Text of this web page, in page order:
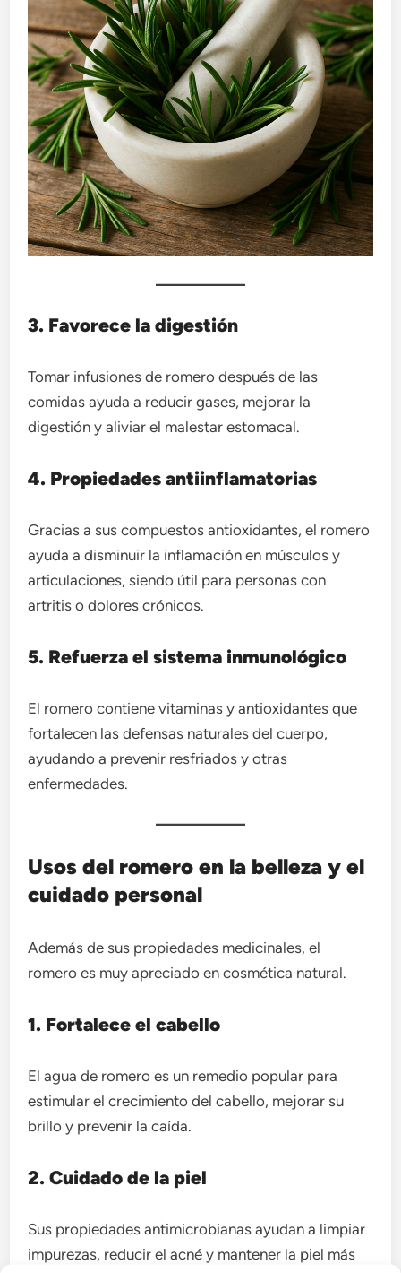
3. Favorece la digestión
Tomar infusiones de romero después de las
comidas ayuda a reducir gases, mejorar la
digestión y aliviar el malestar estomacal.
4. Propiedades antiinflamatorias
Gracias a sus compuestos antioxidantes, el romero
ayuda a disminuir la inflamación en músculos y
articulaciones, siendo útil para personas con
artritis o dolores crónicos.
5. Refuerza el sistema inmunológico
El romero contiene vitaminas y antioxidantes que
fortalecen las defensas naturales del cuerpo,
ayudando a prevenir resfriados y otras
enfermedades.
Usos del romero en la belleza y el
cuidado personal
Además de sus propiedades medicinales, el
romero es muy apreciado en cosmética natural.
1. Fortalece el cabello
El agua de romero es un remedio popular para
estimular el crecimiento del cabello, mejorar su
brillo y prevenir la caída.
2. Cuidado de la piel
Sus propiedades antimicrobianas ayudan a limpiar
impurezas, reducir el acné y mantener la piel más